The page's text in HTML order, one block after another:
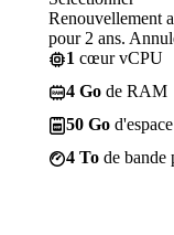
Renouvellement
pour 2 ans.
1 cœur vCPU
4 Go de RAM
50 Go
4 To de bande